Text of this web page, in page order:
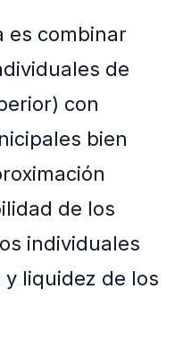
es combinar
de
con
bien
de los
individuales
liquidez de los